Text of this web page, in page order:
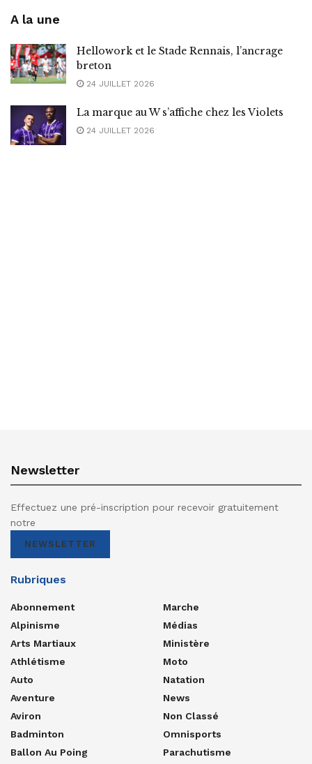
A la une
Hellowork et le Stade Rennais, l’ancrage
breton
24 JUILLET 2026
La marque au W s’affiche chez les Violets
24 JUILLET 2026
Newsletter
Effectuez une pré-inscription pour recevoir gratuitement
notre
NEWSLETTER
Rubriques
Abonnement
Alpinisme
Arts Martiaux
Athlétisme
Auto
Aventure
Aviron
Badminton
Ballon Au Poing
Marche
Médias
Ministère
Moto
Natation
News
Non Classé
Omnisports
Parachutisme